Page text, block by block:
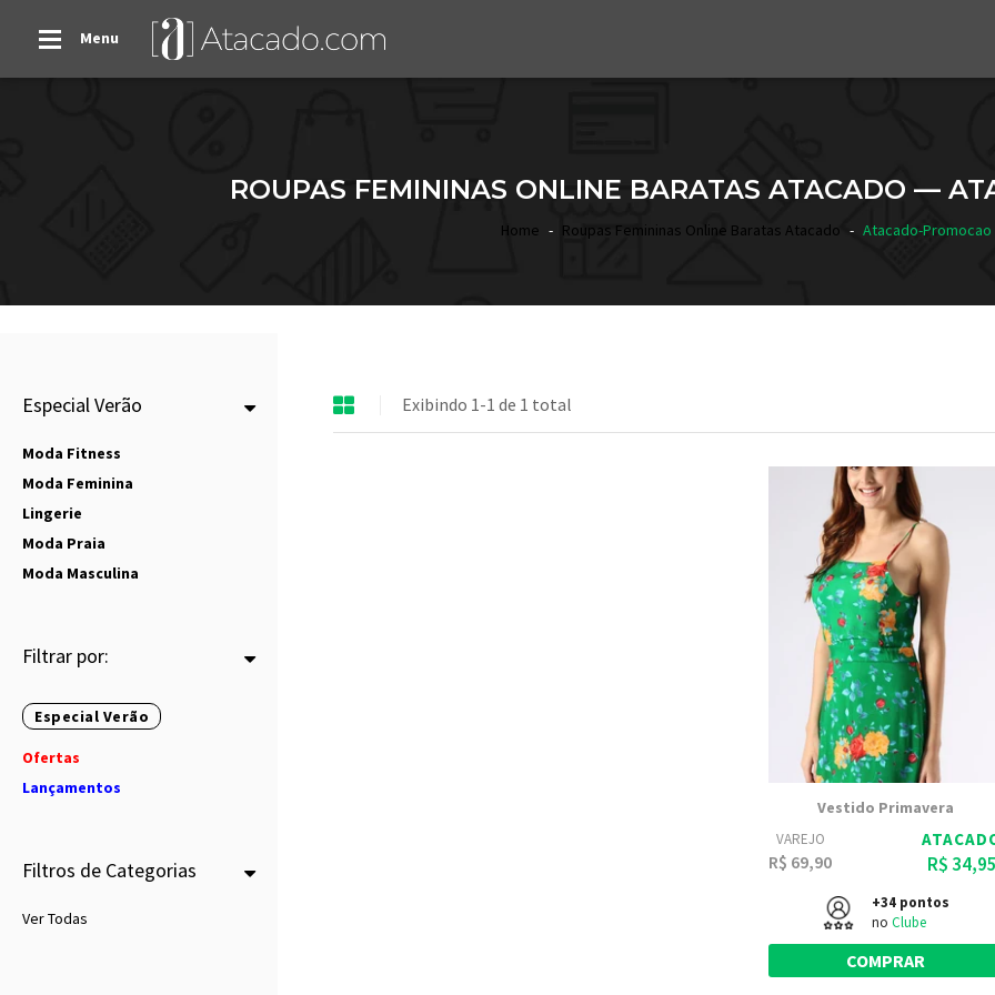
Menu
ROUPAS FEMININAS ONLINE BARATAS ATACADO —
Home Roupas Femininas Online Baratas Atacado Atacado-Promocao
Especial Verão
Moda Fitness
Moda Feminina
Lingerie
Moda Praia
Moda Masculina
Filtrar por:
Especial Verão
Ofertas
Lançamentos
Filtros de Categorias
Ver Todas
Exibindo 1-1 de 1 total
Vestido Primavera
VAREJO
R$ 69,90 R$
+34 pontos
no Clube
COMPRAR